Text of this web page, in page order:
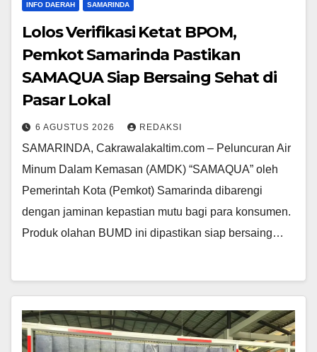
INFO DAERAH SAMARINDA
Lolos Verifikasi Ketat BPOM,
Pemkot Samarinda Pastikan
SAMAQUA Siap Bersaing Sehat di
Pasar Lokal
6 AGUSTUS 2026 REDAKSI
SAMARINDA, Cakrawalakaltim.com – Peluncuran Air
Minum Dalam Kemasan (AMDK) “SAMAQUA” oleh
Pemerintah Kota (Pemkot) Samarinda dibarengi
dengan jaminan kepastian mutu bagi para konsumen.
Produk olahan BUMD ini dipastikan siap bersaing…